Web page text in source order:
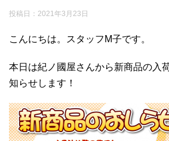
投稿日： 2021年3月23日
こんにちは。スタッフМ子です。
本日は紀ノ國屋さんから新商品の入
知らせします！